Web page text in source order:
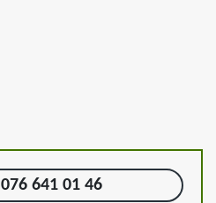
076 641 01 46